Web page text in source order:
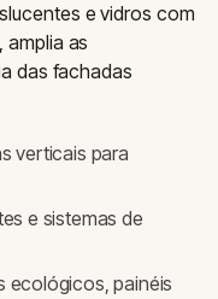
e vidros com
as
das fachadas
verticais para
e sistemas de
ecológicos, painéis